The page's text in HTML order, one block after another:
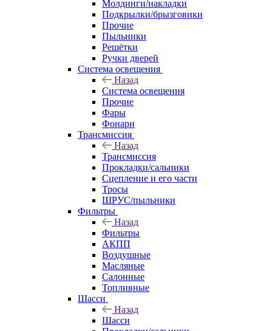
Молдинги/накладки
Подкрылки/брызговики
Прочие
Пыльники
Решётки
Ручки дверей
Система освещения
Назад
Система освещения
Прочие
Фары
Фонари
Трансмиссия
Назад
Трансмиссия
Прокладки/сальники
Сцепление и его части
Тросы
ШРУС/пыльники
Фильтры
Назад
Фильтры
АКПП
Воздушные
Масляные
Салонные
Топливные
Шасси
Назад
Шасси